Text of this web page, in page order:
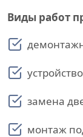
Виды работ
замена
монтаж